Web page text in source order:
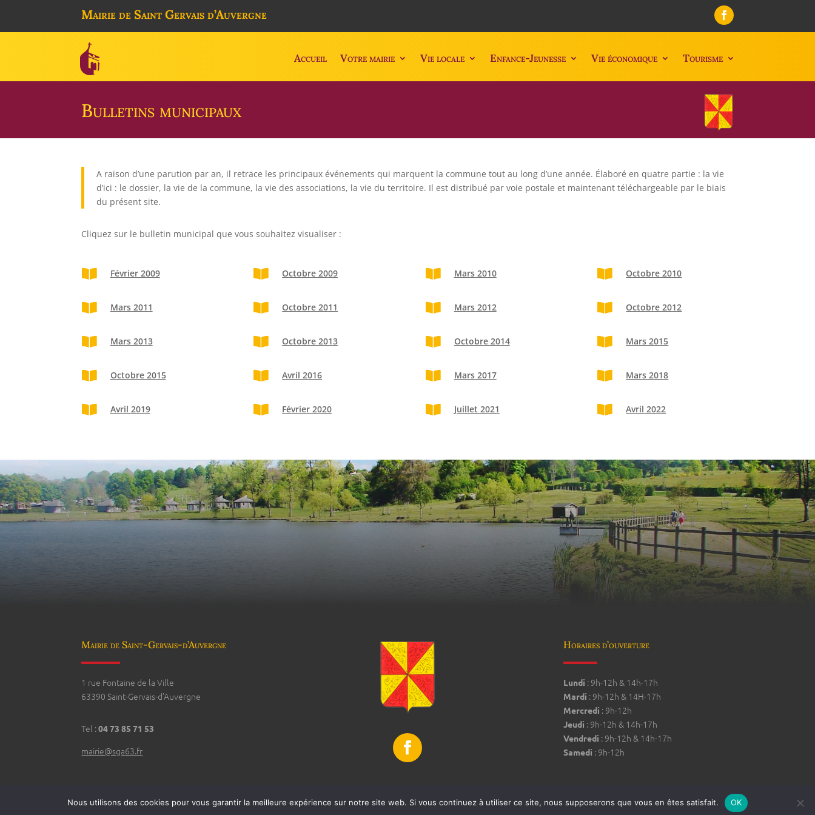
Mairie de Saint Gervais d’Auvergne
Accueil Votre mairie Vie locale Enfance-Jeunesse Vie économique Tourisme
Bulletins municipaux
A raison d’une parution par an, il retrace les principaux événements qui marquent la commune tout au long d’une année. Élaboré en quatre partie : la vie
d’ici : le dossier, la vie de la commune, la vie des associations, la vie du territoire. Il est distribué par voie postale et maintenant téléchargeable par le biais
du présent site.
Cliquez sur le bulletin municipal que vous souhaitez visualiser :
 Février 2009  Octobre 2009  Mars 2010  Octobre 2010
 Mars 2011  Octobre 2011  Mars 2012  Octobre 2012
 Mars 2013  Octobre 2013  Octobre 2014  Mars 2015
 Octobre 2015  Avril 2016  Mars 2017  Mars 2018
 Avril 2019  Février 2020  Juillet 2021  Avril 2022
Mairie de Saint-Gervais-d’Auvergne
1 rue Fontaine de la Ville
63390 Saint-Gervais-d’Auvergne
Tel :04 73 85 71 53
mairie@sga63.fr
Horaires d’ouverture
Lundi : 9h-12h & 14h-17h
Mardi : 9h-12h & 14H-17h
Mercredi : 9h-12h
Jeudi : 9h-12h & 14h-17h
Vendredi : 9h-12h & 14h-17h
Samedi : 9h-12h
Mentions légales
Nous utilisons des cookies pour vous garantir la meilleure expérience sur notre site web. Si vous continuez à utiliser ce site, nous supposerons que vous en êtes satisfait. OK